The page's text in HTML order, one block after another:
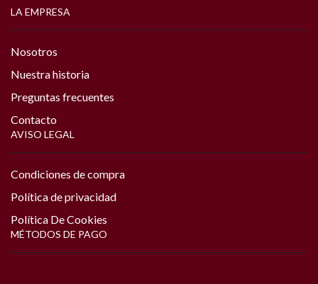
LA EMPRESA
Nosotros
Nuestra historia
Preguntas frecuentes
Contacto
AVISO LEGAL
Condiciones de compra
Política de privacidad
Política De Cookies
MÉTODOS DE PAGO